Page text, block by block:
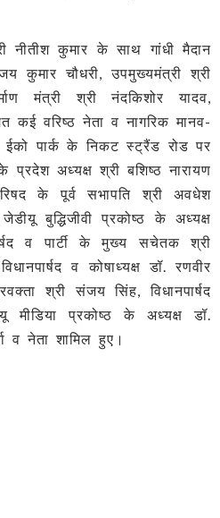
नीतीश कुमार के साथ गांधी मैदान
कुमार चौधरी, उपमुख्यमंत्री श्री
मंत्री श्री नंदकिशोर यादव,
कई वरिष्ठ नेता व नागरिक मानव-
पार्क के निकट स्ट्रैंड रोड पर
अध्यक्ष श्री बशिष्ठ नारायण
के पूर्व सभापति श्री अवधेश
बुद्धिजीवी प्रकोष्ठ के अध्यक्ष
व पार्टी के मुख्य सचेतक श्री
व कोषाध्यक्ष डॉ. रणवीर
श्री संजय सिंह, विधानपार्षद
प्रकोष्ठ के अध्यक्ष डॉ.
व नेता शामिल हुए।